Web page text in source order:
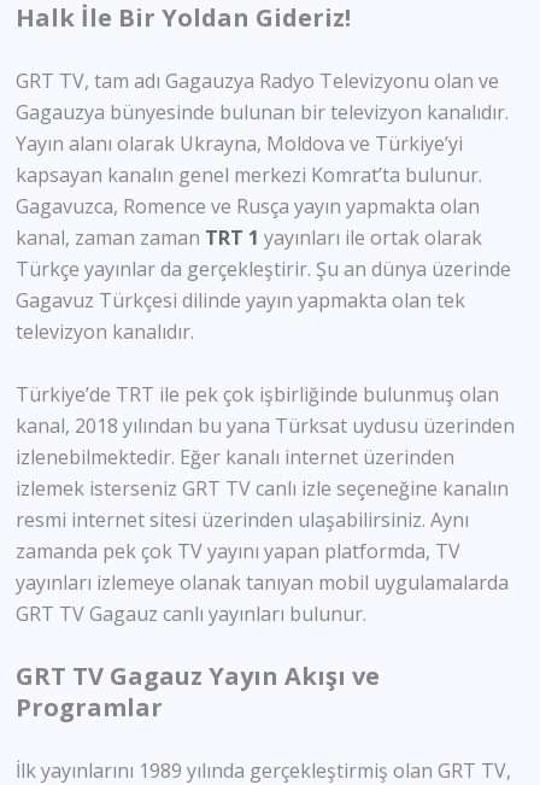
Halk İle Bir Yoldan Gideriz!
GRT TV, tam adı Gagauzya Radyo Televizyonu olan ve
Gagauzya bünyesinde bulunan bir televizyon kanalıdır.
Yayın alanı olarak Ukrayna, Moldova ve Türkiye’yi
kapsayan kanalın genel merkezi Komrat’ta bulunur.
Gagavuzca, Romence ve Rusça yayın yapmakta olan
kanal, zaman zaman TRT 1yayınları ile ortak olarak
Türkçe yayınlar da gerçekleştirir. Şu an dünya üzerinde
Gagavuz Türkçesi dilinde yayın yapmakta olan tek
televizyon kanalıdır.
Türkiye’de TRT ile pek çok işbirliğinde bulunmuş olan
kanal, 2018 yılından bu yana Türksat uydusu üzerinden
izlenebilmektedir. Eğer kanalı internet üzerinden
izlemek isterseniz GRT TV canlı izle seçeneğine kanalın
resmi internet sitesi üzerinden ulaşabilirsiniz. Aynı
zamanda pek çok TV yayını yapan platformda, TV
yayınları izlemeye olanak tanıyan mobil uygulamalarda
GRT TV Gagauz canlı yayınları bulunur.
GRT TV Gagauz Yayın Akışı ve
Programlar
İlk yayınlarını 1989 yılında gerçekleştirmiş olan GRT TV,